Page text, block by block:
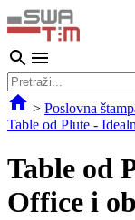
> Poslovna
Table od Plute -
Table od
Office i